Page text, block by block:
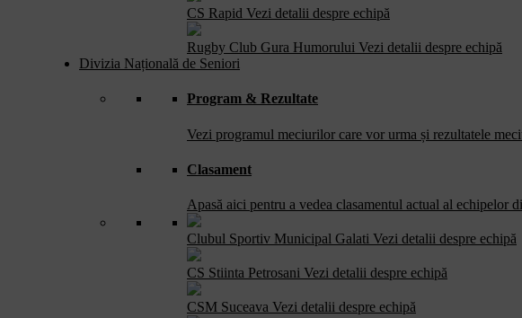
CS Rapid Vezi detalii despre echipă
Rugby Club Gura Humorului Vezi detalii despre echipă
Divizia Națională de Seniori
Program & Rezultate
Vezi programul meciurilor care vor urma și rezultatele
Clasament
Apasă aici pentru a vedea clasamentul actual al echipelor
Clubul Sportiv Municipal Galati Vezi detalii despre echipă
CS Stiinta Petrosani Vezi detalii despre echipă
CSM Suceava Vezi detalii despre echipă